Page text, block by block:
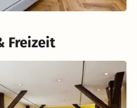
Freizeit